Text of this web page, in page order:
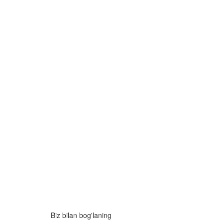
Biz bilan bog'laning